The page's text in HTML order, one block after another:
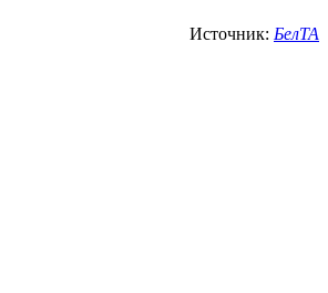
Источник: БелТА